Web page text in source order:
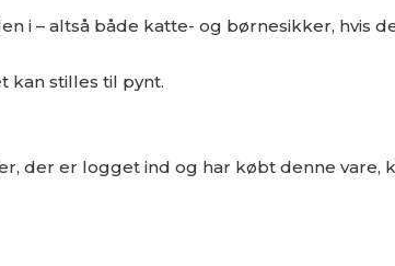
i – altså både katte- og børnesikker, hvis
kan stilles til pynt.
der er logget ind og har købt denne vare,